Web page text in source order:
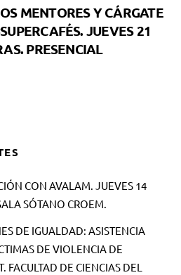
MENTORES Y CÁRGATE
JUEVES 21
PRESENCIAL
CON AVALAM. JUEVES 14
SÓTANO CROEM.
DE IGUALDAD: ASISTENCIA
DE VIOLENCIA DE
FACULTAD DE CIENCIAS DEL